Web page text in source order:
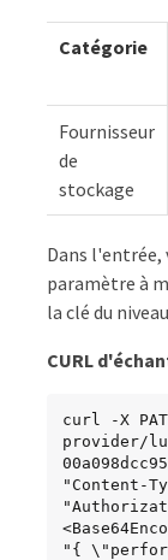
Catégorie
Fournisseur
de
stockage
Dans l'entrée,
paramètre à
la clé du
CURL
curl -X
provider/
"Content-
"{